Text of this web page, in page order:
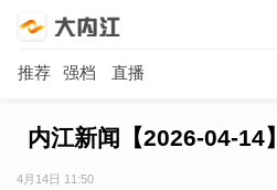
推荐 强档 直播
内江新闻【2026-04-14】
4月14日 11:50